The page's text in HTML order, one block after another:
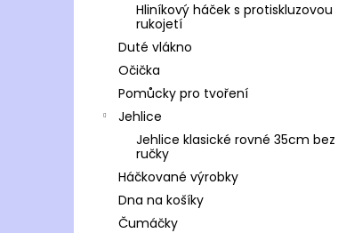
Hliníkový háček s protiskluzovou
rukojetí
Duté vlákno
Očička
Pomůcky pro tvoření
Jehlice
Jehlice klasické rovné 35cm bez
ručky
Háčkované výrobky
Dna na košíky
Čumáčky